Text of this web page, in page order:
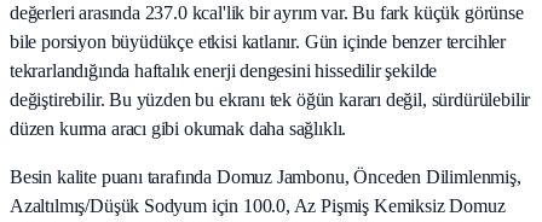
değerleri arasında 237.0 kcal'lik bir ayrım var. Bu fark küçük görünse
bile porsiyon büyüdükçe etkisi katlanır. Gün içinde benzer tercihler
tekrarlandığında haftalık enerji dengesini hissedilir şekilde
değiştirebilir. Bu yüzden bu ekranı tek öğün kararı değil, sürdürülebilir
düzen kurma aracı gibi okumak daha sağlıklı.
Besin kalite puanı tarafında Domuz Jambonu, Önceden Dilimlenmiş,
Azaltılmış/Düşük Sodyum için 100.0, Az Pişmiş Kemiksiz Domuz